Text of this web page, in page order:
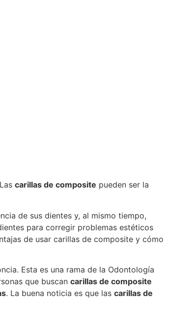
carillas de composite pueden ser la
de sus dientes y, al mismo tiempo,
para corregir problemas estéticos
de usar carillas de composite y cómo
Esta es una rama de la Odontología
que buscan carillas de composite
. La buena noticia es que las carillas de